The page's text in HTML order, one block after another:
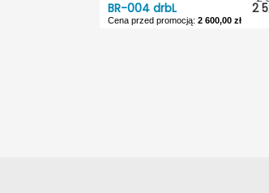
Odbicie lustrzane:
BR-004 drbL 2
Cena przed promocją: 2 600,00 zł